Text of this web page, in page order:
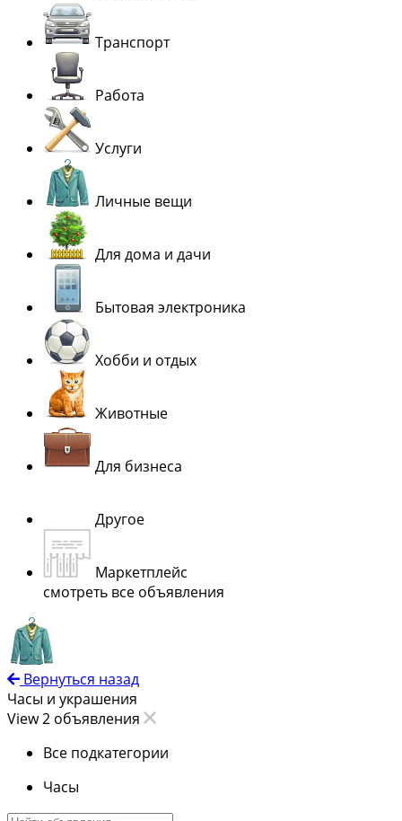
Транспорт
Работа
Услуги
Личные вещи
Для дома и дачи
Бытовая электроника
Хобби и отдых
Животные
Для бизнеса
Другое
Маркетплейс
смотреть все объявления
Вернуться назад
Часы и украшения
View 2 объявления
Все подкатегории
Часы